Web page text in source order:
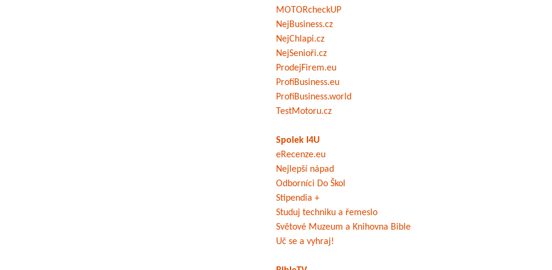
MOTORcheckUP
NejBusiness.cz
NejChlapi.cz
NejSenioři.cz
ProdejFirem.eu
ProfiBusiness.eu
ProfiBusiness.world
TestMotoru.cz
Spolek I4U
eRecenze.eu
Nejlepší nápad
Odborníci Do Škol
Stipendia +
Studuj techniku a řemeslo
Světové Muzeum a Knihovna Bible
Uč se a vyhraj!